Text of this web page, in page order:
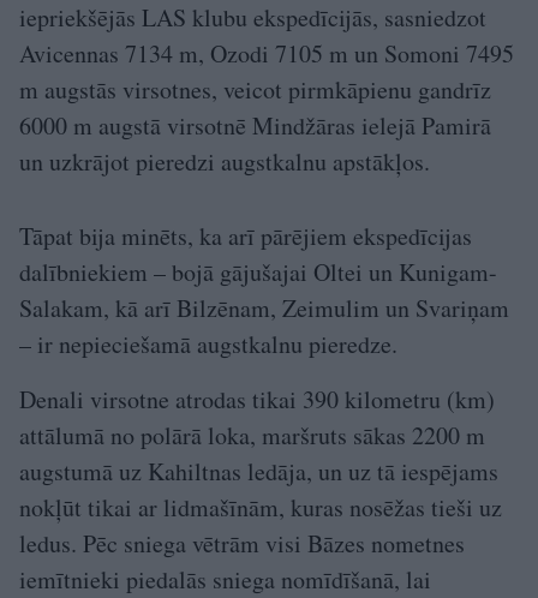
iepriekšējās LAS klubu ekspedīcijās, sasniedzot
Avicennas 7134 m, Ozodi 7105 m un Somoni 7495
m augstās virsotnes, veicot pirmkāpienu gandrīz
6000 m augstā virsotnē Mindžāras ielejā Pamirā
un uzkrājot pieredzi augstkalnu apstākļos.
Tāpat bija minēts, ka arī pārējiem ekspedīcijas
dalībniekiem – bojā gājušajai Oltei un Kunigam-
Salakam, kā arī Bilzēnam, Zeimulim un Svariņam
– ir nepieciešamā augstkalnu pieredze.
Denali virsotne atrodas tikai 390 kilometru (km)
attālumā no polārā loka, maršruts sākas 2200 m
augstumā uz Kahiltnas ledāja, un uz tā iespējams
nokļūt tikai ar lidmašīnām, kuras nosēžas tieši uz
ledus. Pēc sniega vētrām visi Bāzes nometnes
iemītnieki piedalās sniega nomīdīšanā, lai